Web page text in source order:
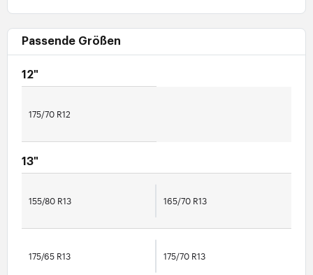
Passende Größen
12"
175/70 R12
13"
155/80 R13 165/70 R13
175/65 R13 175/70 R13